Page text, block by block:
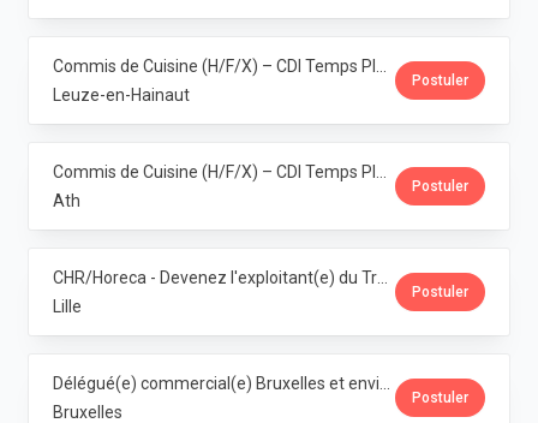
Leuze-en-Hainaut
Postuler
Ath
Postuler
Lille
Postuler
Bruxelles
Postuler